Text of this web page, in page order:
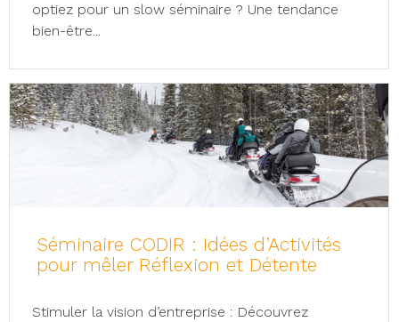
optiez pour un slow séminaire ? Une tendance
bien-être...
Séminaire CODIR : Idées d’Activités
pour mêler Réflexion et Détente
Stimuler la vision d’entreprise : Découvrez